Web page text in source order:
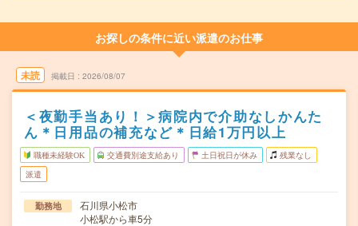
お探しの条件に近い派遣のお仕事
未読 掲載日 2026/08/07
＜夜勤手当あり！＞病院内で介助なしかんた
ん＊日用品の補充など＊日給1万円以上
職種未経験OK 交通費別途支給あり 土日祝日が休み 残業なし
派遣
勤務地
石川県小松市
小松駅から車5分